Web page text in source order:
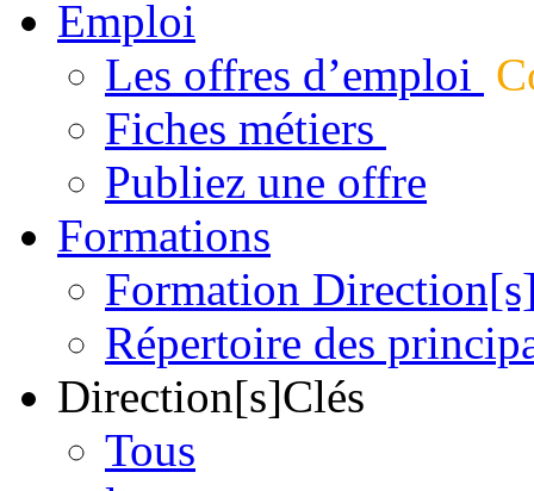
Emploi
Les offres d’emploi
Fiches métiers
Publiez une offre
Formations
Formation
Répertoire des
Direction[s]Clés
Tous